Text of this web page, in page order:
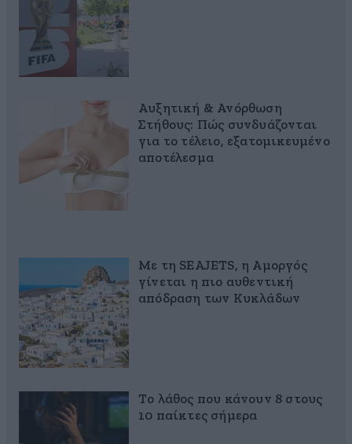
Αυξητική & Ανόρθωση
Στήθους: Πώς συνδυάζονται
για το τέλειο, εξατομικευμένο
αποτέλεσμα
Με τη SEAJETS, η Αμοργός
γίνεται η πιο αυθεντική
απόδραση των Κυκλάδων
Το λάθος που κάνουν 8 στους
10 παίκτες σήμερα